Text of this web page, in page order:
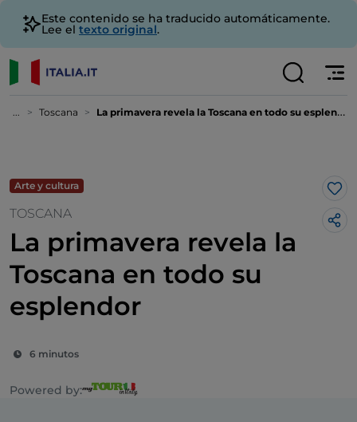
Este contenido se ha traducido automáticamente.
Lee el texto original.
... Toscana La primavera revela la Toscana en todo su esplendor
Arte y cultura
TOSCANA
La primavera revela la
Toscana en todo su
esplendor
6 minutos
Powered by:
Me